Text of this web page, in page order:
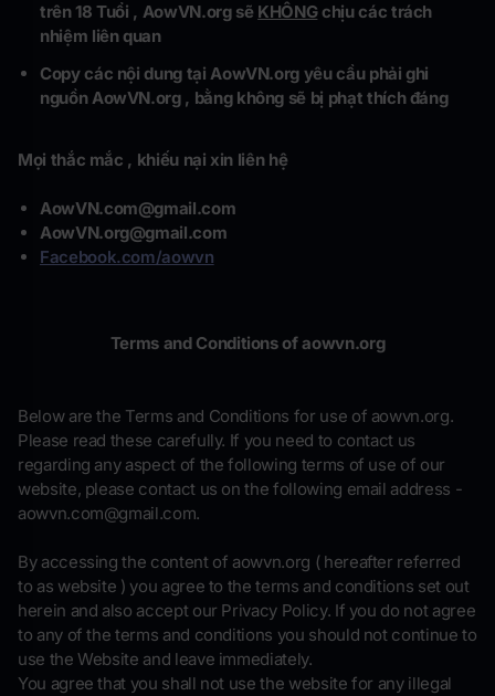
trên 18 Tuổi , AowVN.org sẽ KHÔNGchịu các trách
nhiệm liên quan
Copy các nội dung tại AowVN.org yêu cầu phải ghi
nguồn AowVN.org , bằng không sẽ bị phạt thích đáng
Mọi thắc mắc , khiếu nại xin liên hệ
AowVN.com@gmail.com
AowVN.org@gmail.com
Facebook.com/aowvn
Terms and Conditions of aowvn.org
Below are the Terms and Conditions for use of aowvn.org.
Please read these carefully. If you need to contact us
regarding any aspect of the following terms of use of our
website, please contact us on the following email address -
aowvn.com@gmail.com.
By accessing the content of aowvn.org ( hereafter referred
to as website ) you agree to the terms and conditions set out
herein and also accept our Privacy Policy. If you do not agree
to any of the terms and conditions you should not continue to
use the Website and leave immediately.
You agree that you shall not use the website for any illegal